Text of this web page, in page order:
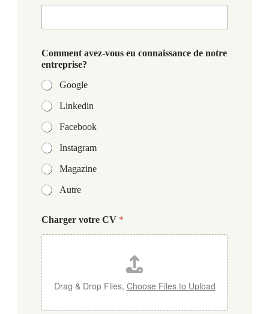
Comment avez-vous eu connaissance de notre
entreprise?
Google
Linkedin
Facebook
Instagram
Magazine
Autre
Charger votre CV *
Drag & Drop Files, Choose Files to Upload